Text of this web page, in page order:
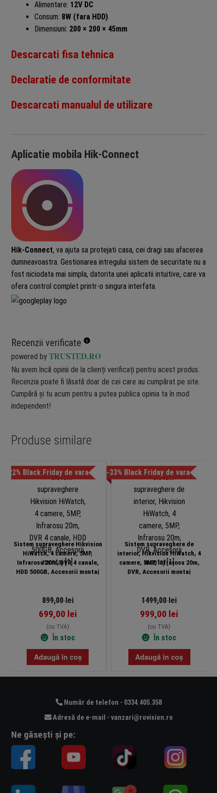
Alimentare: 12V DC
Consum: 8W (fara HDD)
Dimensiuni: 200 × 200 × 45mm
Descarcati fisa tehnica
Declaratie de conformitate
Descarcati manualul de utilizare
Aplicatie mobila Hik-Connect
Hik-Connect, va ajuta sa protejati casa, cei dragi sau afacerea
dumneavoastra. Gestionarea intregului sistem de securitate nu a
fost niciodata mai simpla, datorita unei aplicatii intuitive, care va
ofera control complet printr-o singura interfata.
Recenzii verificate
powered by TRUSTED.RO
Nu avem încă opinii de la clienți verificați pentru acest produs.
Recenzia poate fi lăsată doar de cei care au cumpărat pe site.
Cumpără și tu acum pentru a putea publica opinia ta în mod
independent!
Produse similare
-22% Black Friday de vara
Sistem supraveghere Hikvision
HiWatch, 4 camere, 5MP,
Infrarosu 20m, DVR 4 canale,
HDD 500GB, Accesorii montaj
899,00lei
699,00 lei
(cu TVA)
În stoc
Adaugă în coș
-33% Black Friday de vara
Sistem supraveghere de
interior, Hikvision HiWatch, 4
camere, 5MP, Infrarosu 20m,
DVR, Accesorii montaj
1499,00lei
999,00 lei
(cu TVA)
În stoc
Adaugă în coș
Număr de telefon - 0334.405.358
Adresă de e-mail - vanzari@rovision.ro
Ne găsești și pe: